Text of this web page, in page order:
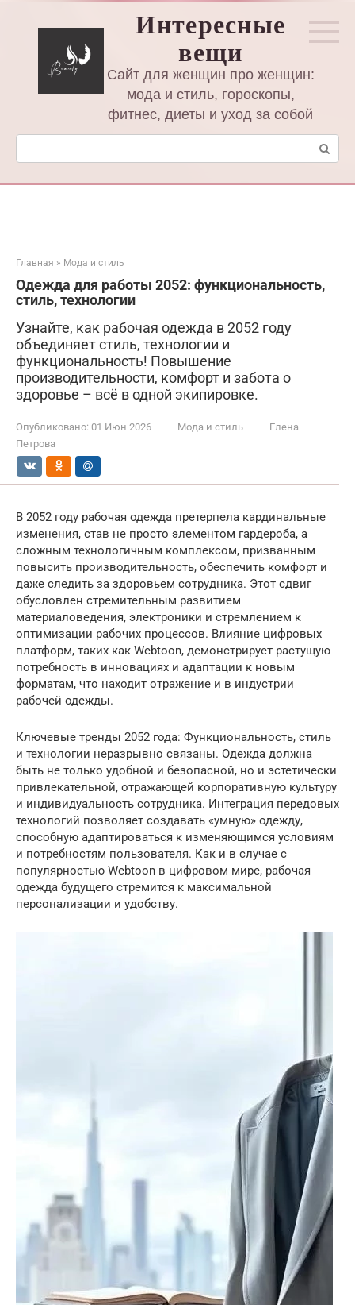
Интересные
вещи
Сайт для женщин про женщин:
мода и стиль, гороскопы,
фитнес, диеты и уход за собой
Поиск:
Главная » Мода и стиль
Одежда для работы 2052: функциональность,
стиль, технологии
Узнайте, как рабочая одежда в 2052 году
объединяет стиль, технологии и
функциональность! Повышение
производительности, комфорт и забота о
здоровье – всё в одной экипировке.
Опубликовано: 01 Июн 2026 Мода и стиль
Елена
Петрова
В 2052 году рабочая одежда претерпела кардинальные
изменения, став не просто элементом гардероба, а
сложным технологичным комплексом, призванным
повысить производительность, обеспечить комфорт и
даже следить за здоровьем сотрудника. Этот сдвиг
обусловлен стремительным развитием
материаловедения, электроники и стремлением к
оптимизации рабочих процессов. Влияние цифровых
платформ, таких как Webtoon, демонстрирует растущую
потребность в инновациях и адаптации к новым
форматам, что находит отражение и в индустрии
рабочей одежды.
Ключевые тренды 2052 года: Функциональность, стиль
и технологии неразрывно связаны. Одежда должна
быть не только удобной и безопасной, но и эстетически
привлекательной, отражающей корпоративную культуру
и индивидуальность сотрудника. Интеграция передовых
технологий позволяет создавать «умную» одежду,
способную адаптироваться к изменяющимся условиям
и потребностям пользователя. Как и в случае с
популярностью Webtoon в цифровом мире, рабочая
одежда будущего стремится к максимальной
персонализации и удобству.